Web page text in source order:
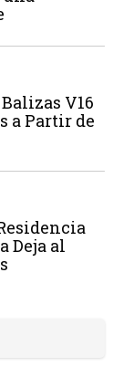
V16
a Partir de
Deja al